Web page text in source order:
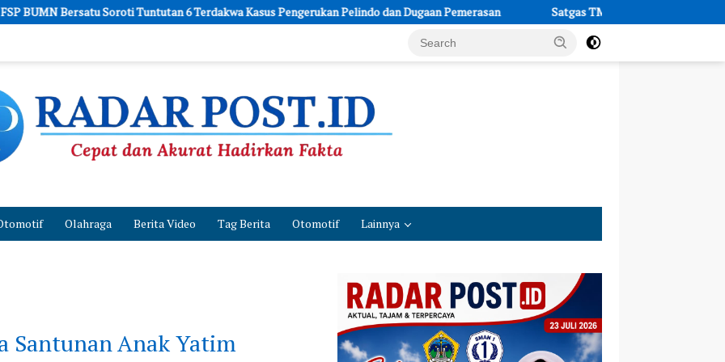
6 Terdakwa Kasus Pengerukan Pelindo dan Dugaan Pemerasan Satgas TMMD Ke-129 Turun Menyelam Periksa Kebocoran
Olahraga Berita Video Tag Berita Otomotif Lainnya
Santunan Anak Yatim